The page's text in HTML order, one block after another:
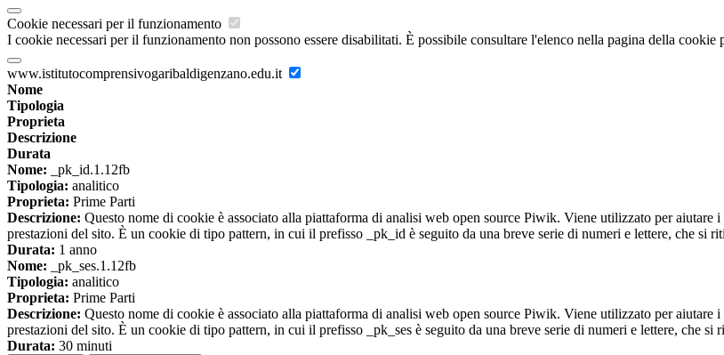
Cookie necessari per il funzionamento
I cookie necessari per il funzionamento non possono essere disabilitati. È possibile consultare l'elenco nella pagina della cookie
www.istitutocomprensivogaribaldigenzano.edu.it
Nome
Tipologia
Proprieta
Descrizione
Durata
Nome: _pk_id.1.12fb
Tipologia: analitico
Proprieta: Prime Parti
Descrizione: Questo nome di cookie è associato alla piattaforma di analisi web open source Piwik. Viene utilizzato per
prestazioni del sito. È un cookie di tipo pattern, in cui il prefisso _pk_id è seguito da una breve serie di numeri e lettere, che si
Durata: 1 anno
Nome: _pk_ses.1.12fb
Tipologia: analitico
Proprieta: Prime Parti
Descrizione: Questo nome di cookie è associato alla piattaforma di analisi web open source Piwik. Viene utilizzato per
prestazioni del sito. È un cookie di tipo pattern, in cui il prefisso _pk_ses è seguito da una breve serie di numeri e lettere, che
Durata: 30 minuti